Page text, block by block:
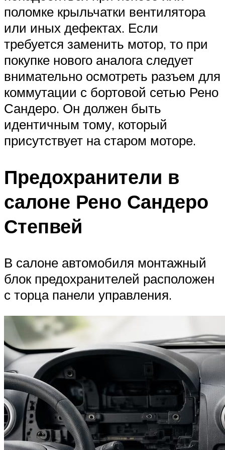
поломке крыльчатки вентилятора
или иных дефектах. Если
требуется заменить мотор, то при
покупке нового аналога следует
внимательно осмотреть разъем для
коммутации с бортовой сетью Рено
Сандеро. Он должен быть
идентичным тому, который
присутствует на старом моторе.
Предохранители в
салоне Рено Сандеро
Степвей
В салоне автомобиля монтажный
блок предохранителей расположен
с торца панели управления.